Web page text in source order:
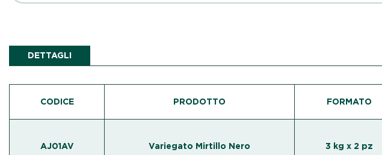
DETTAGLI
CODICE PRODOTTO
AJ01AV Variegato Mirtillo Nero
FORMATO
3 kg x 2 pz